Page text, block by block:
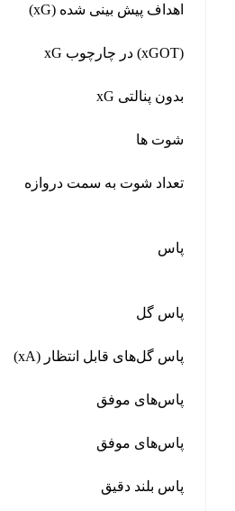
اهداف پیش بینی شده (xG)
xG در چارچوب (xGOT)
xG بدون پنالتی
شوت ها
تعداد شوت به سمت دروازه
پاس
پاس گل
پاس گل‌های قابل انتظار (xA)
پاس‌های موفق
پاس‌های موفق
پاس بلند دقیق